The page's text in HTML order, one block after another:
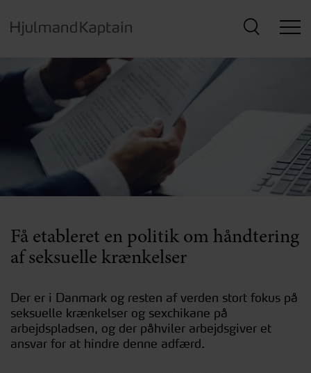
hovedindhold
Få etableret en politik om håndtering
af seksuelle krænkelser
Der er i Danmark og resten af verden stort fokus på
seksuelle krænkelser og sexchikane på
arbejdspladsen, og der påhviler arbejdsgiver et
ansvar for at hindre denne adfærd.